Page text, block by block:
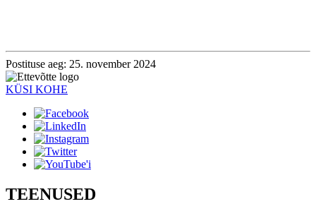
Postituse aeg: 25. november 2024
KÜSI KOHE
TEENUSED